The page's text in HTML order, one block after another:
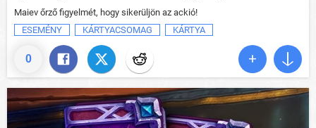
0
Maiev őrző figyelmét, hogy sikerüljön az ackió!
ESEMÉNY
KÁRTYACSOMAG KÁRTYA